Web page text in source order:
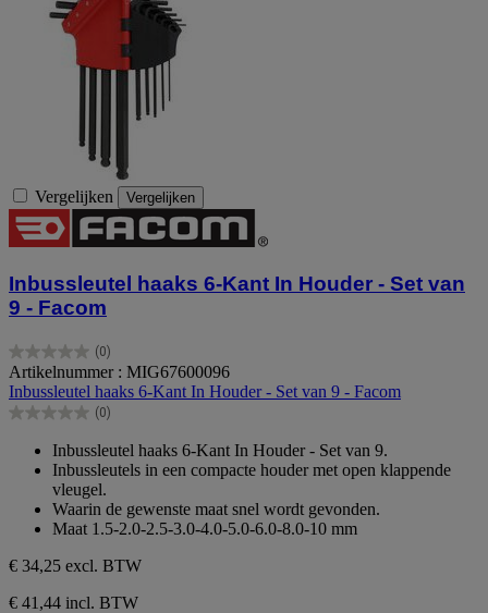
Vergelijken Vergelijken
Inbussleutel haaks 6-Kant In Houder - Set van
9 - Facom
(0)
0.0
van
de
5
Artikelnummer : MIG67600096
Inbussleutel haaks 6-Kant In Houder - Set van 9 - Facom
(0)
0.0
sterren.
Inbussleutel haaks 6-Kant In Houder - Set van 9.
Inbussleutels in een compacte houder met open klappende
vleugel.
Waarin de gewenste maat snel wordt gevonden.
Maat 1.5-2.0-2.5-3.0-4.0-5.0-6.0-8.0-10 mm
€ 34,25 excl. BTW
€ 41,44 incl. BTW